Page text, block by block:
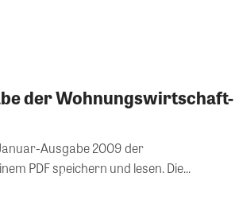
der Wohnungswirtschaft-
Ausgabe 2009 der
Wohnungswirtschaft heute in einem PDF speichern und lesen. Die...